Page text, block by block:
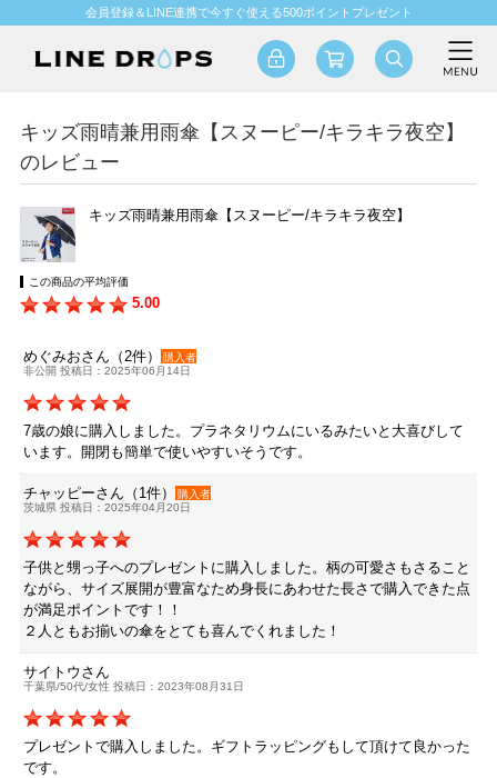
会員登録＆LINE連携で今すぐ使える500ポイントプレゼント
キッズ雨晴兼用雨傘【スヌーピー/キラキラ夜空】
のレビュー
キッズ雨晴兼用雨傘【スヌーピー/キラキラ夜空】
この商品の平均評価
5.00
めぐみおさん（2件）
購入者
非公開 投稿日：2025年06月14日
7歳の娘に購入しました。プラネタリウムにいるみたいと大喜びして
います。開閉も簡単で使いやすいそうです。
チャッピーさん（1件）
購入者
茨城県 投稿日：2025年04月20日
子供と甥っ子へのプレゼントに購入しました。柄の可愛さもさること
ながら、サイズ展開が豊富なため身長にあわせた長さで購入できた点
が満足ポイントです！！
２人ともお揃いの傘をとても喜んでくれました！
サイトウさん
千葉県/50代/女性 投稿日：2023年08月31日
プレゼントで購入しました。ギフトラッピングもして頂けて良かった
です。